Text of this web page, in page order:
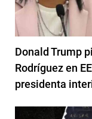
Donald Trump
Rodríguez en
presidenta